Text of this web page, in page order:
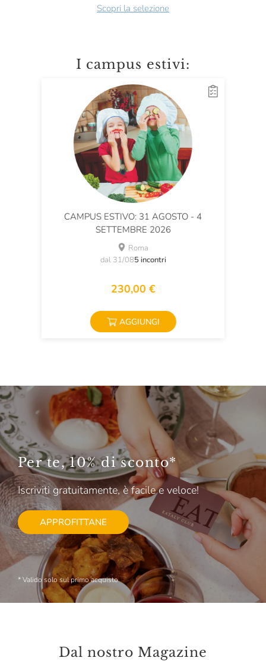
Scopri la selezione
I campus estivi:
CAMPUS ESTIVO: 31 AGOSTO - 4
SETTEMBRE 2026
Roma
dal 31/085 incontri
230,00 €
AGGIUNGI
Per te, 10% di sconto*
Iscriviti gratuitamente, è facile e veloce!
APPROFITTANE
* Valido solo sul primo acquisto
Dal nostro Magazine